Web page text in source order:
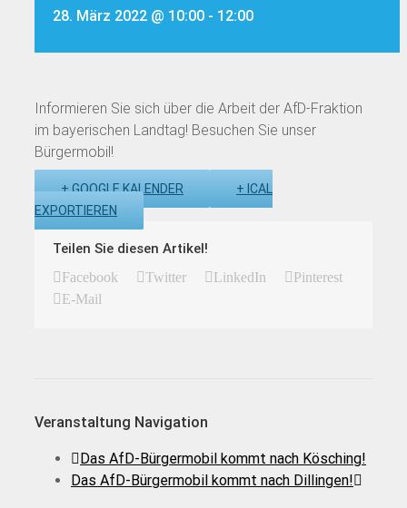
28. März 2022 @ 10:00 - 12:00
Informieren Sie sich über die Arbeit der AfD-Fraktion
im bayerischen Landtag! Besuchen Sie unser
Bürgermobil!
+ GOOGLE KALENDER
+ ICAL
EXPORTIEREN
Teilen Sie diesen Artikel!
Facebook Twitter LinkedIn
Pinterest
E-Mail
Veranstaltung Navigation
Das AfD-Bürgermobil kommt nach Kösching!
Das AfD-Bürgermobil kommt nach Dillingen!